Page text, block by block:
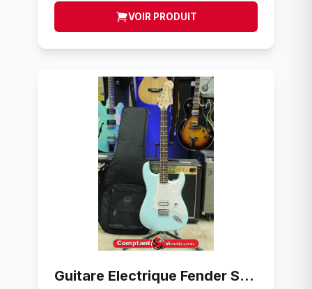
VOIR PRODUIT
Guitare Electrique Fender Stratocaster Tom Delonge Mexico 2023